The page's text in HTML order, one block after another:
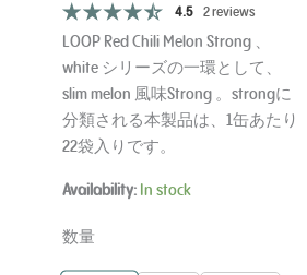
4.5 2 reviews
LOOP Red Chili Melon Strong 、
white シリーズの一環として、
slim melon 風味Strong 。strongに
分類される本製品は、1缶あたり
22袋入りです。
Availability: In stock
数量
LOOP
Strong